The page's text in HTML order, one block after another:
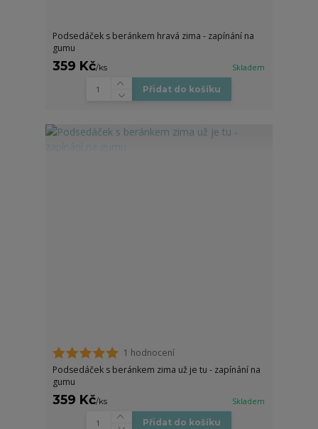
Podsedáček s beránkem hravá zima - zapínání na
gumu
359 Kč/ks Skladem
Přidat do košíku
1 hodnocení
Podsedáček s beránkem zima už je tu - zapínání na
gumu
359 Kč/ks Skladem
Přidat do košíku